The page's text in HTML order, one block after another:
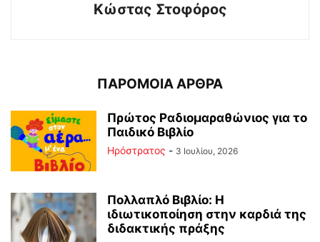
Κώστας Στοφόρος
ΠΑΡΟΜΟΙΑ ΑΡΘΡΑ
Πρώτος Ραδιομαραθώνιος για το
Παιδικό Βιβλίο
Ηρόστρατος - 3 Ιουλίου, 2026
Πολλαπλό Βιβλίο: Η
ιδιωτικοποίηση στην καρδιά της
διδακτικής πράξης